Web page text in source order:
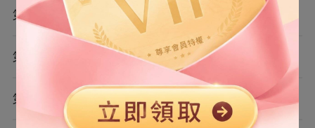
第2章
第3章
第4章